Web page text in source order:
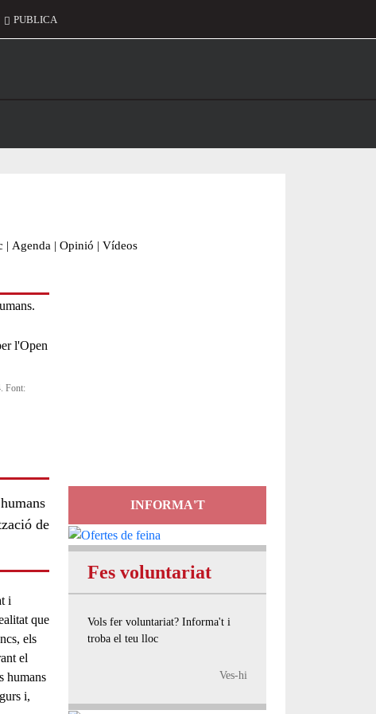
PUBLICA
| Agenda | Opinió | Vídeos
Font:
de
i
que
els
el
humans
i,
INFORMA'T
Fes voluntariat
Vols fer voluntariat? Informa't i
troba el teu lloc
Ves-hi